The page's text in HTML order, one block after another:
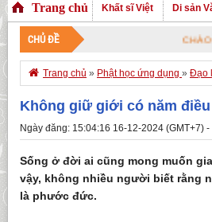
Trang chủ Khất sĩ Việt Di sản
CHỦ ĐỀ CHÀO MỪNG
 Trang chủ » Phật học ứng dụng » Đạo
Không giữ giới có năm
Ngày đăng: 15:04:16 16-12-2024 (GMT+7)
Sống ở đời ai cũng mong muốn
vậy, không nhiều người biết rằng
là phước đức.